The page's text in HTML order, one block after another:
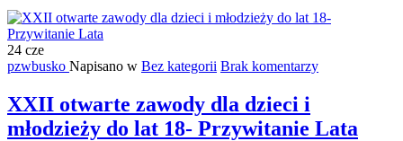
Puchar
24 cze
pzwbusko Napisano w Bez kategorii Brak komentarzy
XXII otwarte zawody dla dzieci i
młodzieży do lat 18- Przywitanie Lata